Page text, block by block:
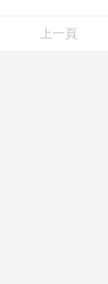
上一頁